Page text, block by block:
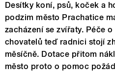
Desítky koní, psů, koček a
podzim město Prachatice
zacházení se zvířaty. Péče
chovatelů teď radnici stojí
měsíčně. Dotace přitom
město proto o pomoc